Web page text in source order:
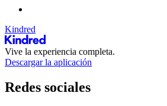
Kindred
Vive la experiencia completa.
Descargar la aplicación
Redes sociales